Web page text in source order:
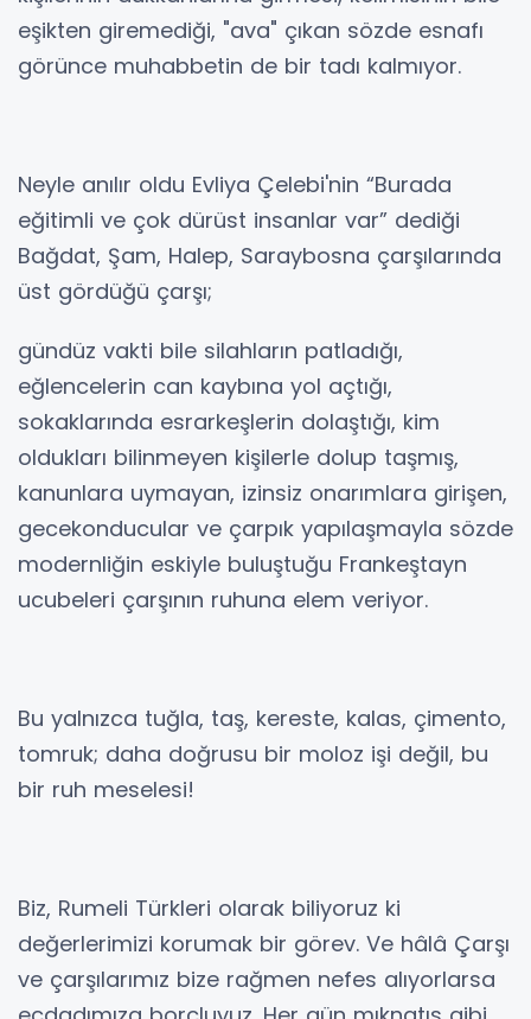
eşikten giremediği, "ava" çıkan sözde esnafı
görünce muhabbetin de bir tadı kalmıyor.
Neyle anılır oldu Evliya Çelebi'nin “Burada
eğitimli ve çok dürüst insanlar var” dediği
Bağdat, Şam, Halep, Saraybosna çarşılarında
üst gördüğü çarşı;
gündüz vakti bile silahların patladığı,
eğlencelerin can kaybına yol açtığı,
sokaklarında esrarkeşlerin dolaştığı, kim
oldukları bilinmeyen kişilerle dolup taşmış,
kanunlara uymayan, izinsiz onarımlara girişen,
gecekonducular ve çarpık yapılaşmayla sözde
modernliğin eskiyle buluştuğu Frankeştayn
ucubeleri çarşının ruhuna elem veriyor.
Bu yalnızca tuğla, taş, kereste, kalas, çimento,
tomruk; daha doğrusu bir moloz işi değil, bu
bir ruh meselesi!
Biz, Rumeli Türkleri olarak biliyoruz ki
değerlerimizi korumak bir görev. Ve hâlâ Çarşı
ve çarşılarımız bize rağmen nefes alıyorlarsa